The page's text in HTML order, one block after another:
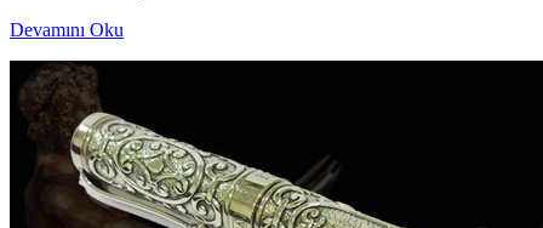
Devamını Oku